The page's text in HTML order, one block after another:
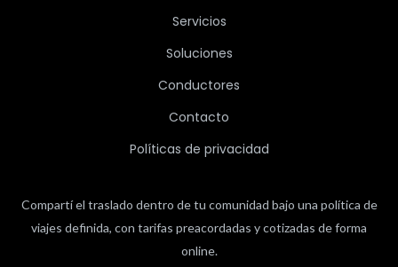
Servicios
Soluciones
Conductores
Contacto
Políticas de privacidad
Compartí el traslado dentro de tu comunidad bajo una política de
viajes definida, con tarifas preacordadas y cotizadas de forma
online.